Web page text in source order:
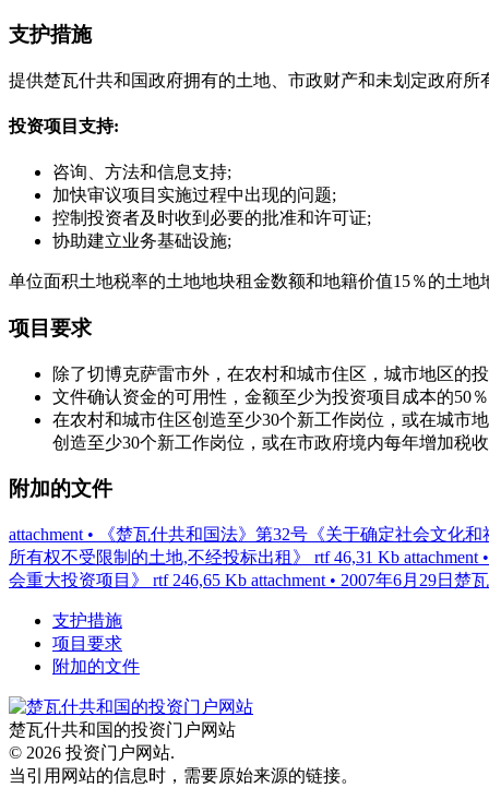
支护措施
提供楚瓦什共和国政府拥有的土地、市政财产和未划定政府所
投资项目支持:
咨询、方法和信息支持;
加快审议项目实施过程中出现的问题;
控制投资者及时收到必要的批准和许可证;
协助建立业务基础设施;
单位面积土地税率的土地地块租金数额和地籍价值15％的土地
项目要求
除了切博克萨雷市外，在农村和城市住区，城市地区的
文件确认资金的可用性，金额至少为投资项目成本的50
在农村和城市住区创造至少30个新工作岗位，或在城市
创造至少30个新工作岗位，或在市政府境内每年增加税
附加的文件
attachment • 《楚瓦什共和国法》第32号《关于确定社会文化
所有权不受限制的土地,不经投标出租》
rtf 46,31 Kb attachment
会重大投资项目》
rtf 246,65 Kb attachment • 2007年6月29日楚
支护措施
项目要求
附加的文件
楚瓦什共和国的投资门户网站
© 2026 投资门户网站.
当引用网站的信息时，需要原始来源的链接。